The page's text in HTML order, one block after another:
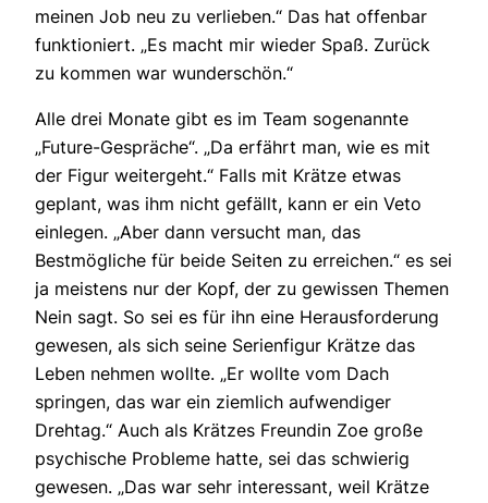
meinen Job neu zu verlieben.“ Das hat offenbar
funktioniert. „Es macht mir wieder Spaß. Zurück
zu kommen war wunderschön.“
Alle drei Monate gibt es im Team sogenannte
„Future-Gespräche“. „Da erfährt man, wie es mit
der Figur weitergeht.“ Falls mit Krätze etwas
geplant, was ihm nicht gefällt, kann er ein Veto
einlegen. „Aber dann versucht man, das
Bestmögliche für beide Seiten zu erreichen.“ es sei
ja meistens nur der Kopf, der zu gewissen Themen
Nein sagt. So sei es für ihn eine Herausforderung
gewesen, als sich seine Serienfigur Krätze das
Leben nehmen wollte. „Er wollte vom Dach
springen, das war ein ziemlich aufwendiger
Drehtag.“ Auch als Krätzes Freundin Zoe große
psychische Probleme hatte, sei das schwierig
gewesen. „Das war sehr interessant, weil Krätze